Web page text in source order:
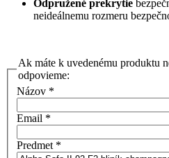
Odpružené prekrytie
neideálnemu rozmeru
Ak máte k uvedenému produktu
odpovieme:
Názov *
Email *
Predmet *